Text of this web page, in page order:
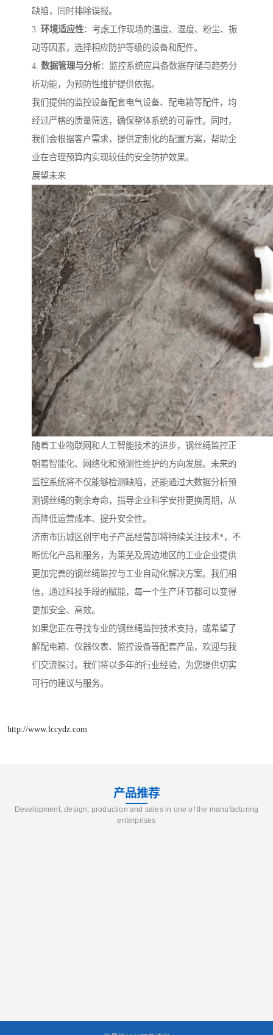
缺陷，同时排除误报。
3. 环境适应性：考虑工作现场的温度、湿度、粉尘、振
动等因素，选择相应防护等级的设备和配件。
4. 数据管理与分析：监控系统应具备数据存储与趋势分
析功能，为预防性维护提供依据。
我们提供的监控设备配套电气设备、配电箱等配件，均
经过严格的质量筛选，确保整体系统的可靠性。同时，
我们会根据客户需求，提供定制化的配置方案，帮助企
业在合理预算内实现较佳的安全防护效果。
展望未来
随着工业物联网和人工智能技术的进步，钢丝绳监控正
朝着智能化、网络化和预测性维护的方向发展。未来的
监控系统将不仅能够检测缺陷，还能通过大数据分析预
测钢丝绳的剩余寿命，指导企业科学安排更换周期，从
而降低运营成本、提升安全性。
济南市历城区创宇电子产品经营部将持续关注技术*，不
断优化产品和服务，为莱芜及周边地区的工业企业提供
更加完善的钢丝绳监控与工业自动化解决方案。我们相
信，通过科技手段的赋能，每一个生产环节都可以变得
更加安全、高效。
如果您正在寻找专业的钢丝绳监控技术支持，或希望了
解配电箱、仪器仪表、监控设备等配套产品，欢迎与我
们交流探讨。我们将以多年的行业经验，为您提供切实
可行的建议与服务。
http://www.lccydz.com
产品推荐
Development, design, production and sales in one of the manufacturing
enterprises